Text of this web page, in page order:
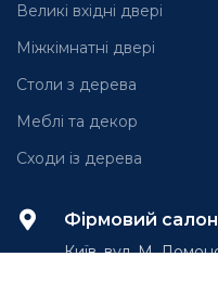
Великі вхідні двері
Міжкімнатні двері
Столи з дерева
Меблі та декор
Сходи із дерева
Фірмовий салон
Київ, вул. М.